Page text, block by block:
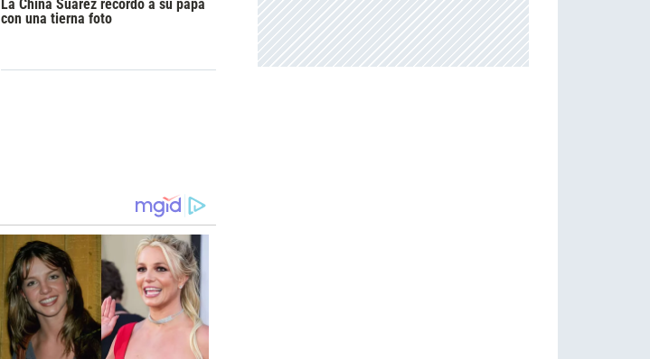
La China Suárez recordó a su papá
con una tierna foto